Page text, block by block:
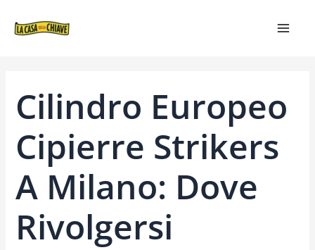
Cilindro Europeo
Cipierre Strikers
A Milano: Dove
Rivolgersi
ARTICOLI